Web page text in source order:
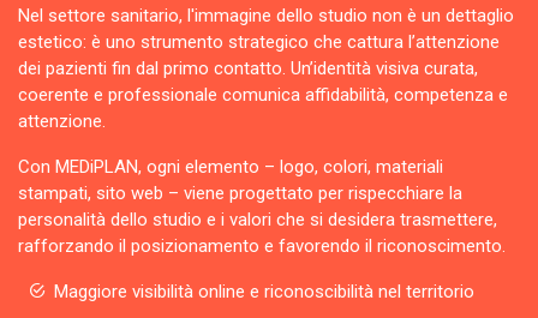
Nel settore sanitario, l'immagine dello studio non è un dettaglio
estetico: è uno strumento strategico che cattura l’attenzione
dei pazienti fin dal primo contatto. Un’identità visiva curata,
coerente e professionale comunica affidabilità, competenza e
attenzione.
Con MEDiPLAN, ogni elemento – logo, colori, materiali
stampati, sito web – viene progettato per rispecchiare la
personalità dello studio e i valori che si desidera trasmettere,
rafforzando il posizionamento e favorendo il riconoscimento.
Maggiore visibilità online e riconoscibilità nel territorio